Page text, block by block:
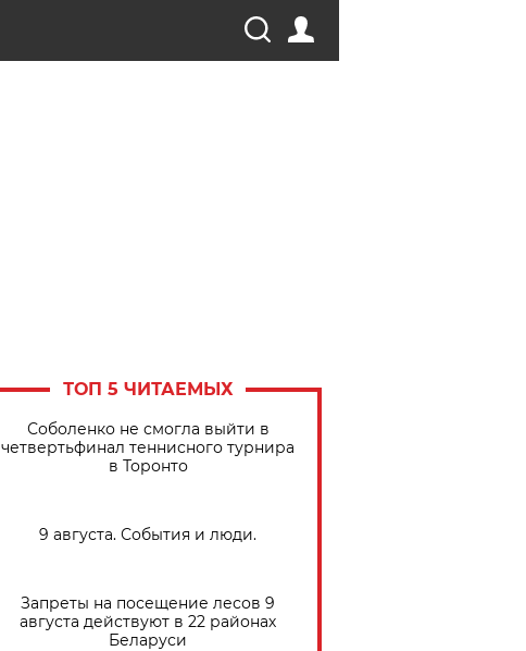
ТОП 5 ЧИТАЕМЫХ
Соболенко не смогла выйти в
четвертьфинал теннисного турнира
в Торонто
9 августа. События и люди.
Запреты на посещение лесов 9
августа действуют в 22 районах
Беларуси